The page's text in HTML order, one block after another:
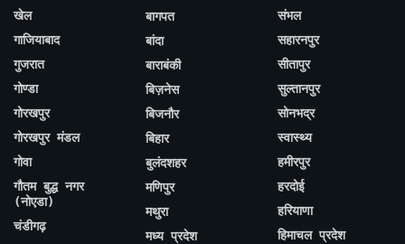
खेल
गाजियाबाद
गुजरात
गोण्डा
गोरखपुर
गोरखपुर मंडल
गोवा
गौतम बुद्ध नगर
(नोएडा)
चंडीगढ़
बागपत
बांदा
बाराबंकी
बिज़नेस
बिजनौर
बिहार
बुलंदशहर
मणिपुर
मथुरा
मध्य प्रदेश
संभल
सहारनपुर
सीतापुर
सुल्तानपुर
सोनभद्र
स्वास्थ्य
हमीरपुर
हरदोई
हरियाणा
हिमाचल प्रदेश